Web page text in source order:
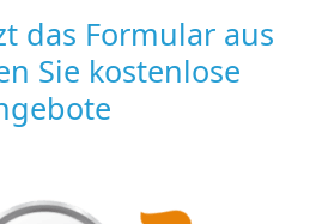
das Formular aus
Sie kostenlose